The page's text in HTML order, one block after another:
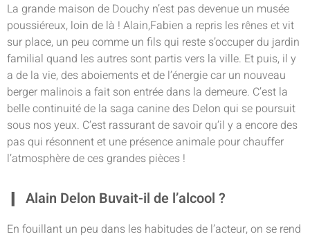
La grande maison de Douchy n’est pas devenue un musée
poussiéreux, loin de là ! Alain,Fabien a repris les rênes et vit
sur place, un peu comme un fils qui reste s’occuper du jardin
familial quand les autres sont partis vers la ville. Et puis, il y
a de la vie, des aboiements et de l’énergie car un nouveau
berger malinois a fait son entrée dans la demeure. C’est la
belle continuité de la saga canine des Delon qui se poursuit
sous nos yeux. C’est rassurant de savoir qu’il y a encore des
pas qui résonnent et une présence animale pour chauffer
l’atmosphère de ces grandes pièces !
Alain Delon Buvait-il de l’alcool ?
En fouillant un peu dans les habitudes de l’acteur, on se rend